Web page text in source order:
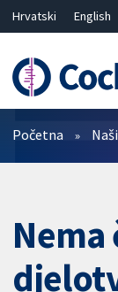
Hrvatski English
繁體中文
简体中
Prečistači
Početna